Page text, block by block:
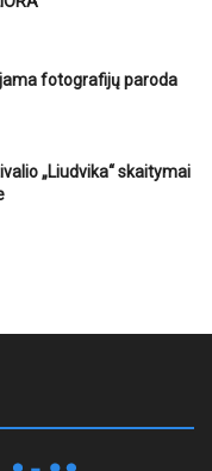
fotografijų paroda
„Liudvika“ skaitymai